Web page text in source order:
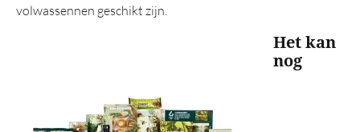
volwassennen geschikt zijn.
Het kan
nog